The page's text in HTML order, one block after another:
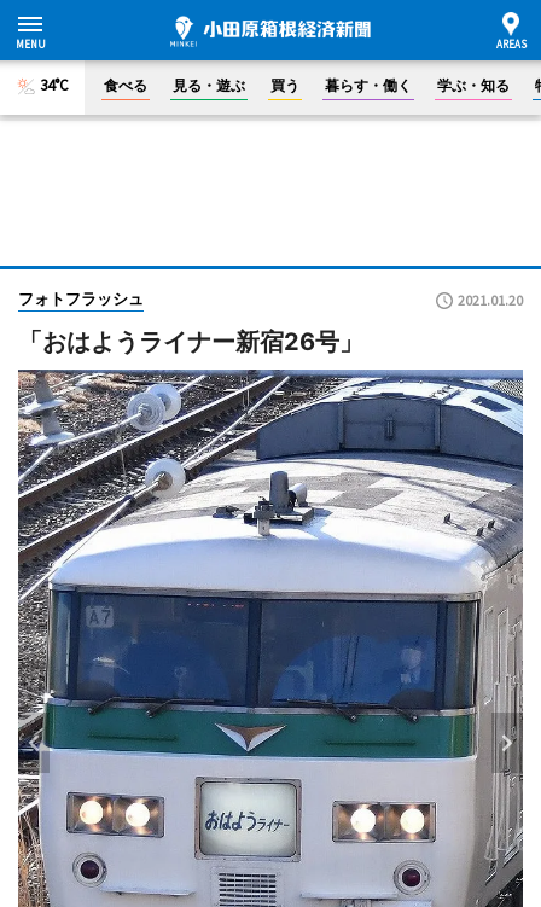
34°C 食べる 見る・遊ぶ 買う 暮らす・働く 学ぶ・知る
フォトフラッシュ 2021.01.20
「おはようライナー新宿26号」